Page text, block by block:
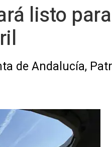
listo
de Andalucía,